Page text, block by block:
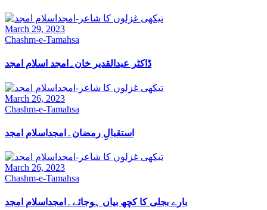
March 29, 2023
Chashm-e-Tamahsa
ڈاکٹر عبدالقدیر خان۔امجد اسلام امجد
March 26, 2023
Chashm-e-Tamahsa
استقبالِ رمضان۔امجداسلام امجد
March 26, 2023
Chashm-e-Tamahsa
بارے بجلی کا کچھ بیاں ہوجائے۔امجداسلام امجد